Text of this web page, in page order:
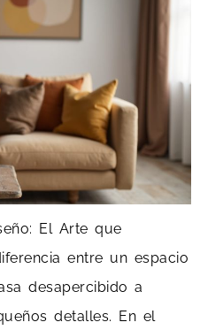
El Arte que
entre un espacio
desapercibido a
detalles. En el